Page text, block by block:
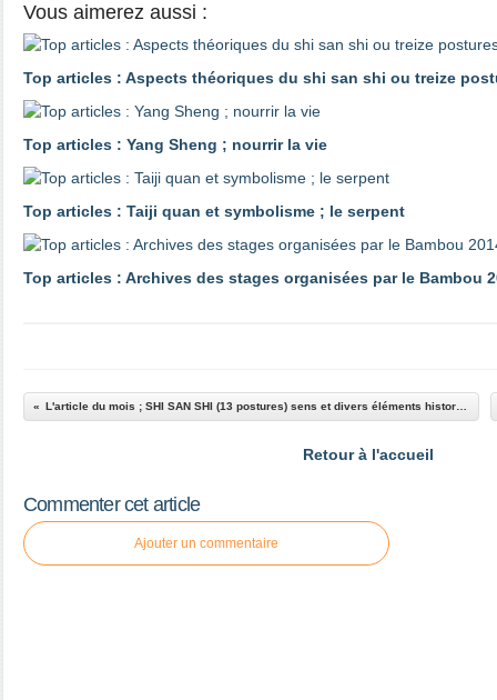
Vous aimerez aussi :
Top articles : Aspects théoriques du shi san shi ou treize
Top articles : Yang Sheng ; nourrir la vie
Top articles : Taiji quan et symbolisme ; le serpent
Top articles : Archives des stages organisées par le Bambou
Retour à l'accueil
Commenter cet article
Ajouter un commentaire